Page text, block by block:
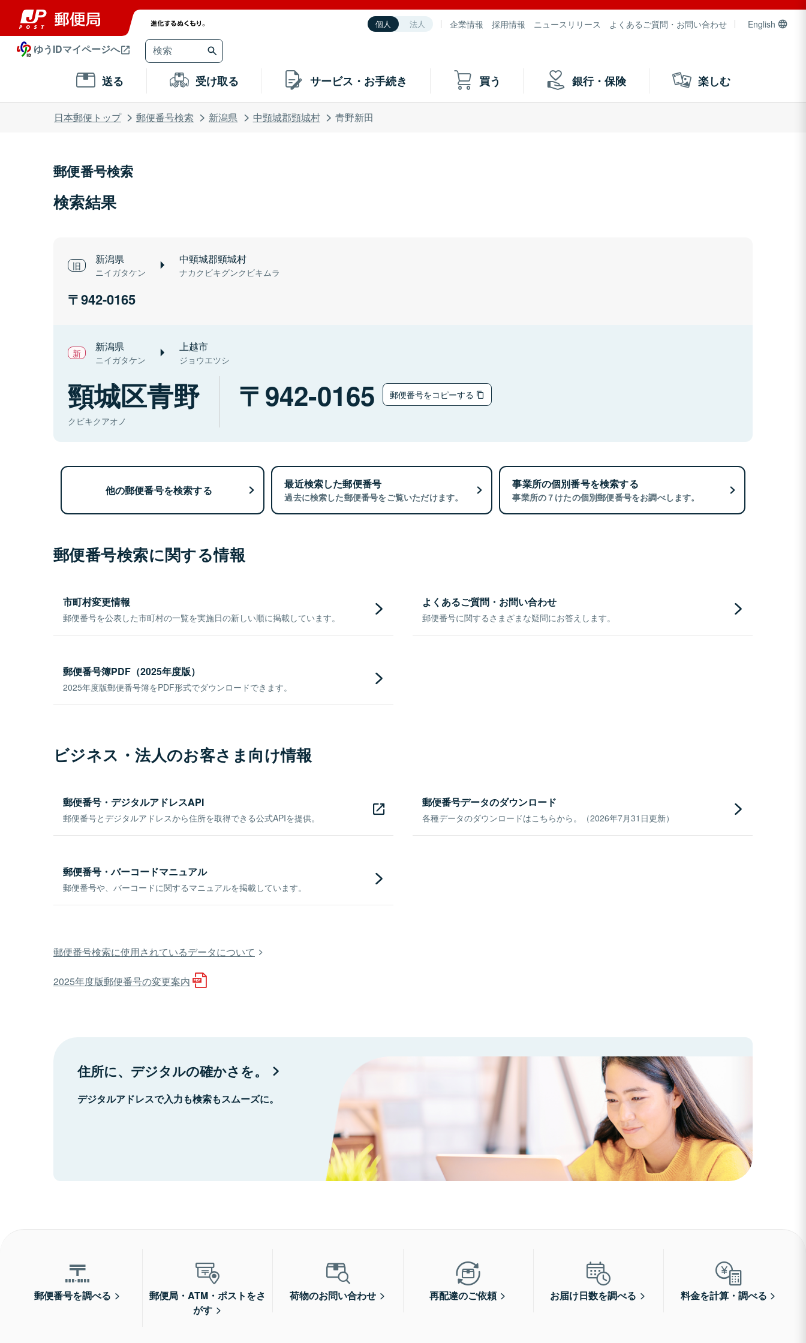
個人 法人 企業情報 採用情報 ニュースリリース よくあるご質問・お問い合わせ English
ゆうIDマイページへ
送る 受け取る サービス・お手続き 買う 銀行・保険 楽しむ
日本郵便トップ 郵便番号検索 新潟県 中頸城郡頸城村 青野新田
郵便番号検索
検索結果
新潟県
ニイガタケン
中頸城郡頸城村
ナカクビキグンクビキムラ
942-0165
新潟県
ニイガタケン
上越市
ジョウエツシ
頸城区青野
クビキクアオノ
942-0165 郵便番号をコピーする
他の郵便番号を検索する 最近検索した郵便番号
過去に検索した郵便番号をご覧いただけます。
事業所の個別番号を検索する
事業所の７けたの個別郵便番号をお調べします。
郵便番号検索に関する情報
市町村変更情報
郵便番号を公表した市町村の一覧を実施日の新しい順に掲載しています。
よくあるご質問・お問い合わせ
郵便番号に関するさまざまな疑問にお答えします。
郵便番号簿PDF（2025年度版）
2025年度版郵便番号簿をPDF形式でダウンロードできます。
ビジネス・法人のお客さま向け情報
郵便番号・デジタルアドレスAPI
郵便番号とデジタルアドレスから住所を取得できる公式APIを提供。
郵便番号データのダウンロード
各種データのダウンロードはこちらから。（2026年7月31日更新）
郵便番号・バーコードマニュアル
郵便番号や、バーコードに関するマニュアルを掲載しています。
郵便番号検索に使用されているデータについて
2025年度版郵便番号の変更案内
住所に、デジタルの確かさを。
デジタルアドレスで入力も検索もスムーズに。
郵便番号を調べる
郵便局・ATM・ポストをさ
がす
荷物のお問い合わせ 再配達のご依頼 お届け日数を調べる 料金を計算・調べる